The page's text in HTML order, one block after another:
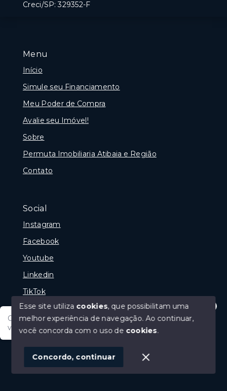
Olá tudo bem posso te ajudar, tem um imóvel em
vista? Quer fazer a sua oferta?
Menu
Início
Simule seu Financiamento
Meu Poder de Compra
Avalie seu Imóvel!
Sobre
Permuta Imobiliaria Atibaia e Região
Contato
Social
Instagram
Facebook
Youtube
Linkedin
TikTok
© Copyright 2026 - Portal Melhor Oferta Imobiliaria -
SITE PARA IMOBILIARIA
Creci/SP: 329352-F
Esse site utiliza cookies, que possibilitam uma
melhor experiência de navegação.Ao continuar,
você concorda com o uso de cookies.
Concordo, continuar